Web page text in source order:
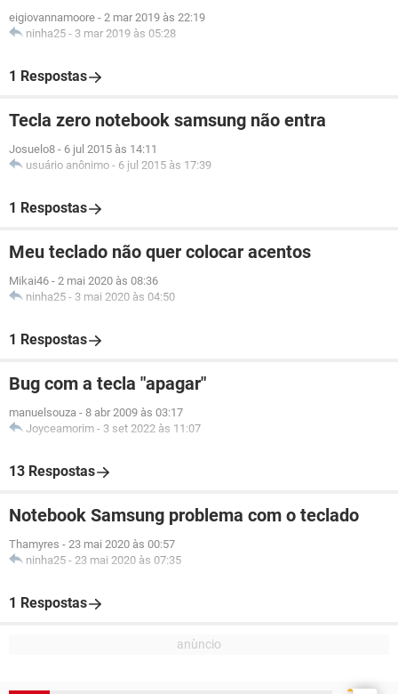
eigiovannamoore - 2 mar 2019 às 22:19
ninha25 - 3 mar 2019 às 05:28
1 Respostas
Tecla zero notebook samsung não entra
Josuelo8 - 6 jul 2015 às 14:11
usuário anônimo - 6 jul 2015 às 17:39
1 Respostas
Meu teclado não quer colocar acentos
Mikai46 - 2 mai 2020 às 08:36
ninha25 - 3 mai 2020 às 04:50
1 Respostas
Bug com a tecla "apagar"
manuelsouza - 8 abr 2009 às 03:17
Joyceamorim - 3 set 2022 às 11:07
13 Respostas
Notebook Samsung problema com o teclado
Thamyres - 23 mai 2020 às 00:57
ninha25 - 23 mai 2020 às 07:35
1 Respostas